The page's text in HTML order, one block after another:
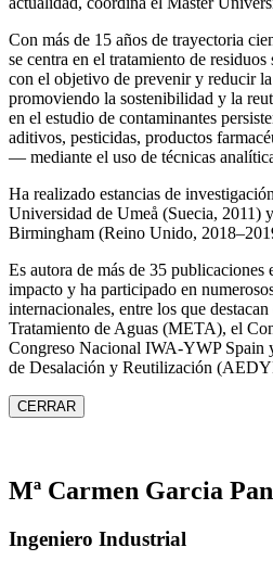
Con más de 15 años de trayectoria
se centra en el tratamiento de
con el objetivo de prevenir y reducir
promoviendo la sostenibilidad y la
en el estudio de contaminantes
aditivos, pesticidas, productos
— mediante el uso de técnicas
Ha realizado estancias de
Universidad de Umeå (Suecia, 2011)
Birmingham (Reino Unido,
Es autora de más de 35 publicaciones
impacto y ha participado en
internacionales, entre los que
Tratamiento de Aguas (META), el
Congreso Nacional IWA‑YWP Spain
de Desalación y Reutilización
CERRAR
Mª Carmen Garcia
Ingeniero Industrial